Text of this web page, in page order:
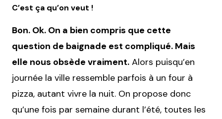
C’est ça qu’on veut !
Bon. Ok. On a bien compris que cette
question de baignade est compliqué. Mais
elle nous obsède vraiment. Alors puisqu’en
journée la ville ressemble parfois à un four à
pizza, autant vivre la nuit. On propose donc
qu’une fois par semaine durant l’été, toutes les